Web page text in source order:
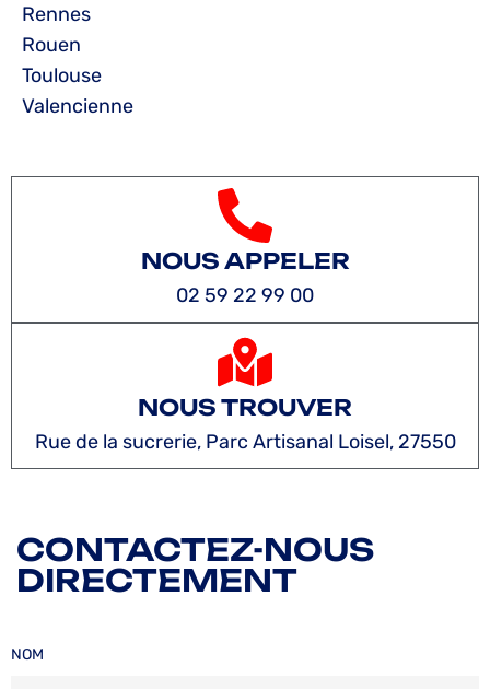
Rennes
Rouen
Toulouse
Valencienne
NOUS APPELER
02 59 22 99 00
NOUS TROUVER
Rue de la sucrerie, Parc Artisanal Loisel, 27550
CONTACTEZ-NOUS
DIRECTEMENT
NOM